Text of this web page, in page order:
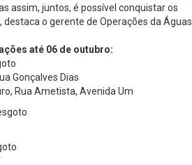
assim, juntos, é possível conquistar os
destaca o gerente de Operações da Águas
até 06 de outubro:
Gonçalves Dias
Rua Ametista, Avenida Um